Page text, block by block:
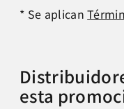
* Se aplican
esta